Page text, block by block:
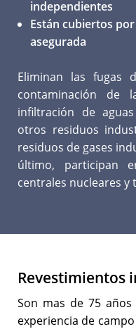
independientes
Están cubiertos
asegurada
Eliminan las fugas
contaminación de
infiltración de
otros residuos
residuos de gases
último, participan
centrales nucleares y
Revestimientos
Son mas de 75
experiencia de